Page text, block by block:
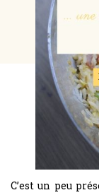
C’est un peu